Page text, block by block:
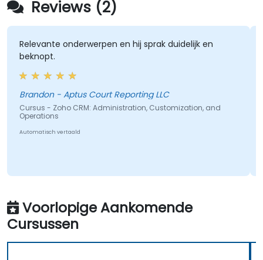
Reviews (2)
Relevante onderwerpen en hij sprak duidelijk en
beknopt.
Brandon - Aptus Court Reporting LLC
Cursus - Zoho CRM: Administration, Customization, and
Operations
Automatisch vertaald
Voorlopige Aankomende
Cursussen